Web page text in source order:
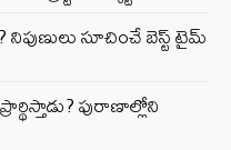
నిపుణులు సూచించే బెస్ట్ టైమ్
పురాణాల్లోని